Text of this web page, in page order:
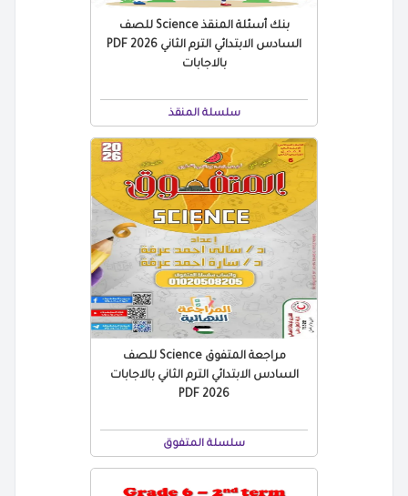
بنك أسئلة المنقذ Science للصف
السادس الابتدائي الترم الثاني 2026 PDF
بالاجابات
سلسلة المنقذ
مراجعة المتفوق Science للصف
السادس الابتدائي الترم الثاني بالاجابات
2026 PDF
سلسلة المتفوق